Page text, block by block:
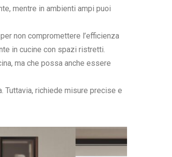
mentre in ambienti ampi puoi
non compromettere l’efficienza
in cucine con spazi ristretti.
ma che possa anche essere
Tuttavia, richiede misure precise e